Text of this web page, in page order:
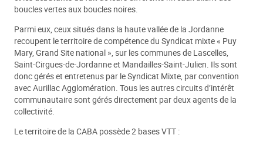
boucles vertes aux boucles noires.
Parmi eux, ceux situés dans la haute vallée de la Jordanne
recoupent le territoire de compétence du Syndicat mixte « Puy
Mary, Grand Site national », sur les communes de Lascelles,
Saint-Cirgues-de-Jordanne et Mandailles-Saint-Julien. Ils sont
donc gérés et entretenus par le Syndicat Mixte, par convention
avec Aurillac Agglomération. Tous les autres circuits d’intérêt
communautaire sont gérés directement par deux agents de la
collectivité.
Le territoire de la CABA possède 2 bases VTT :